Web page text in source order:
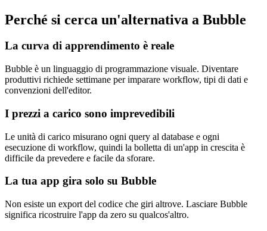
Perché si cerca un'alternativa a Bubble
La curva di apprendimento è reale
Bubble è un linguaggio di programmazione visuale. Diventare
produttivi richiede settimane per imparare workflow, tipi di dati e
convenzioni dell'editor.
I prezzi a carico sono imprevedibili
Le unità di carico misurano ogni query al database e ogni
esecuzione di workflow, quindi la bolletta di un'app in crescita è
difficile da prevedere e facile da sforare.
La tua app gira solo su Bubble
Non esiste un export del codice che giri altrove. Lasciare Bubble
significa ricostruire l'app da zero su qualcos'altro.